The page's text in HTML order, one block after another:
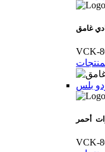
VCK-
بلس
VCK-